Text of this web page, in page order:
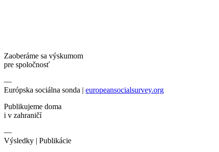
Zaoberáme sa výskumom
pre spoločnosť
—
Európska sociálna sonda | europeansocialsurvey.org
Publikujeme doma
i v zahraničí
—
Výsledky | Publikácie